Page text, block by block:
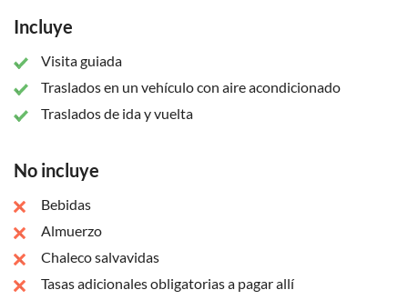
Incluye
Visita guiada
Traslados en un vehículo con aire acondicionado
Traslados de ida y vuelta
No incluye
Bebidas
Almuerzo
Chaleco salvavidas
Tasas adicionales obligatorias a pagar allí